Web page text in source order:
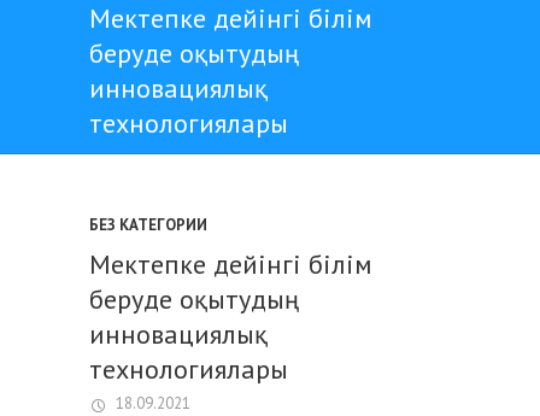
Мектепке дейінгі білім
беруде оқытудың
инновациялық
технологиялары
БЕЗ КАТЕГОРИИ
Мектепке дейінгі білім
беруде оқытудың
инновациялық
технологиялары
18.09.2021